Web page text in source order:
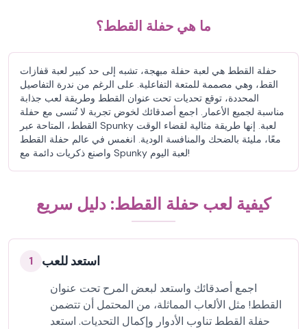
ما هي حفلة القطط؟
حفلة القطط هي لعبة حفلة مبهجة، تشبه إلى حد كبير لعبة قفازات
القط، وهي مصممة للمتعة التفاعلية. على الرغم من ندرة التفاصيل
المحددة، توقع تحديات تحت عنوان القطط وطريقة لعب جذابة
مناسبة لجميع الأعمار. اجمع أصدقائك لخوض تجربة لا تُنسى مع حفلة
القطط، المتاحة عبر Spunky لعبة. إنها طريقة مثالية لقضاء الوقت
معًا، مليئة بالضحك والمنافسة الودية. انغمس في عالم حفلة القطط
واصنع ذكريات دائمة مع Spunky لعبة اليوم!
كيفية لعب حفلة القطط: دليل سريع
1 استعد للعب
اجمع أصدقائك واستعد لبعض المرح تحت عنوان
القطط! مثل الألعاب المماثلة، من المحتمل أن تتضمن
حفلة القطط تناوب الأدوار وإكمال التحديات. استعد